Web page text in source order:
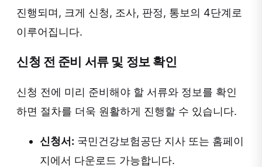
진행되며, 크게 신청, 조사, 판정, 통보의 4단계로
이루어집니다.
신청 전 준비 서류 및 정보 확인
신청 전에 미리 준비해야 할 서류와 정보를 확인
하면 절차를 더욱 원활하게 진행할 수 있습니다.
신청서: 국민건강보험공단 지사 또는 홈페이
지에서 다운로드 가능합니다.